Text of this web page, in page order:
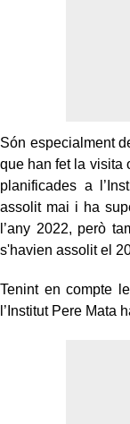
Són especialment
que han fet la visita
planificades a
assolit mai i ha
l’any 2022, però
s'havien assolit el
Tenint en compte
l’Institut Pere Mata